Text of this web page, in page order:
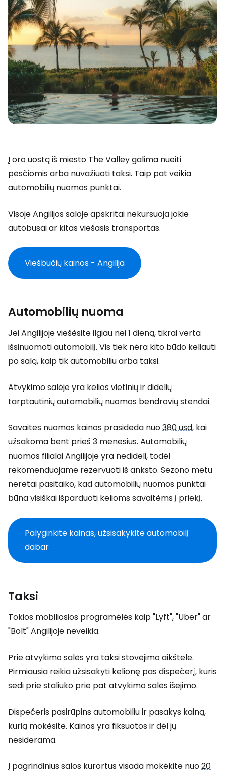
Į oro uostą iš miesto The Valleygalima nueiti
pėsčiomis arba nuvažiuoti taksi. Taip pat veikia
automobilių nuomos punktai.
Visoje Angilijos saloje apskritai nekursuoja jokie
autobusai ar kitas viešasis transportas.
Viešbučių kainos - Angilija
Automobilių nuoma
Jei Angilijoje viešėsite ilgiau nei 1 dieną, tikrai verta
išsinuomoti automobilį. Vis tiek nėra kito būdo keliauti
po salą, kaip tik automobiliu arba taksi.
Atvykimo salėje yra kelios vietinių ir didelių
tarptautinių automobilių nuomos bendrovių stendai.
Savaitės nuomos kainos prasideda nuo380 usd, kai
užsakoma bent prieš 3 mėnesius. Automobilių
nuomos filialai Angilijoje yra nedideli, todėl
rekomenduojame rezervuoti iš anksto. Sezono metu
neretai pasitaiko, kad automobilių nuomos punktai
būna visiškai išparduoti kelioms savaitėms į priekį.
Palyginkite kainas, užsisakykite automobilį
dabar
Taksi
Tokios mobiliosios programėlės kaip "Lyft", "Uber" ar
"Bolt" Angilijoje neveikia.
Prie atvykimo salės yra taksi stovėjimo aikštelė.
Pirmiausia reikia užsisakyti kelionę pas dispečerį, kuris
sėdi prie staliuko prie pat atvykimo salės išėjimo.
Dispečeris pasirūpins automobiliu ir pasakys kainą,
kurią mokėsite. Kainos yra fiksuotos ir dėl jų
nesiderama.
Į pagrindinius salos kurortus visada mokėkite nuo20